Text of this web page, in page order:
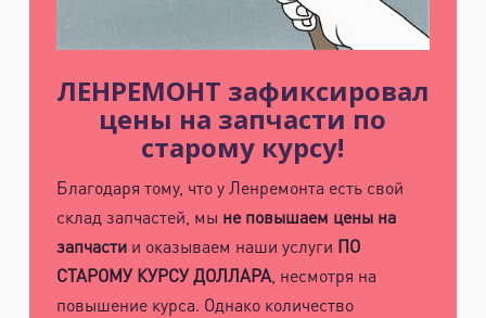
ЛЕНРЕМОНТ зафиксировал
цены на запчасти по
старому курсу!
Благодаря тому, что у Ленремонта есть свой
склад запчастей, мы не повышаем цены на
запчастии оказываем наши услуги ПО
СТАРОМУ КУРСУ ДОЛЛАРА, несмотря на
повышение курса. Однако количество